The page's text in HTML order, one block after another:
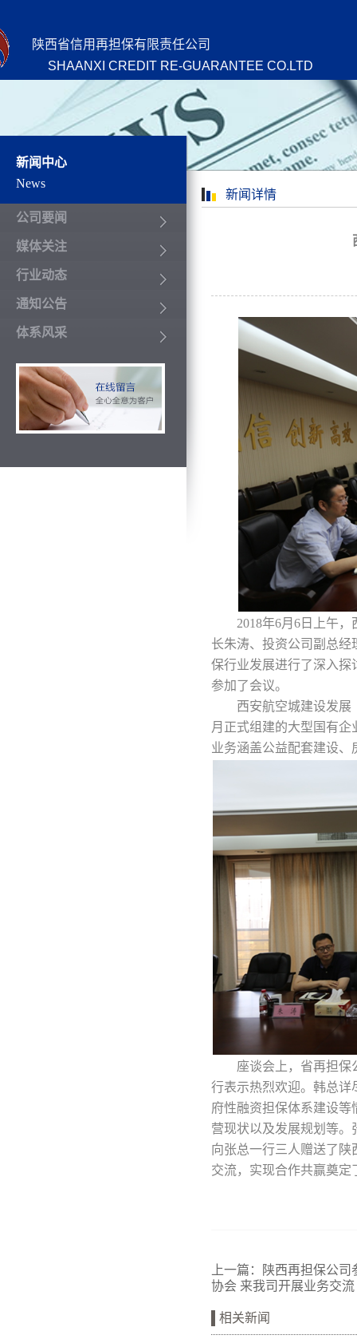
陕西省信用再担保有限责任公司
SHAANXI CREDIT RE-GUARANTEE CO.LTD
新闻中心
News
公司要闻
媒体关注
行业动态
通知公告
体系风采
新闻详情
2018年6月6日上午
长朱涛、投资公司副总
保行业发展进行了深入探
参加了会议。
西安航空城建设发展
月正式组建的大型国有企
业务涵盖公益配套建设
座谈会上，省再担保
行表示热烈欢迎。韩总详
府性融资担保体系建设
营现状以及发展规划等
向张总一行三人赠送了
交流，实现合作共赢奠定
上一篇：
陕西再担保公司
协会 来我司开展业务交流
相关新闻